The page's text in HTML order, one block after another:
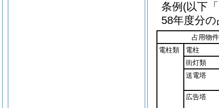
条例 (以下
58年度分
占用物件
電柱類
電柱
街灯類
送電塔
広告塔